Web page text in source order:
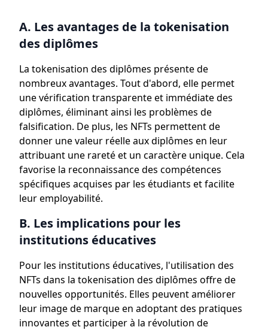
A. Les avantages de la tokenisation
des diplômes
La tokenisation des diplômes présente de
nombreux avantages. Tout d'abord, elle permet
une vérification transparente et immédiate des
diplômes, éliminant ainsi les problèmes de
falsification. De plus, les NFTs permettent de
donner une valeur réelle aux diplômes en leur
attribuant une rareté et un caractère unique. Cela
favorise la reconnaissance des compétences
spécifiques acquises par les étudiants et facilite
leur employabilité.
B. Les implications pour les
institutions éducatives
Pour les institutions éducatives, l'utilisation des
NFTs dans la tokenisation des diplômes offre de
nouvelles opportunités. Elles peuvent améliorer
leur image de marque en adoptant des pratiques
innovantes et participer à la révolution de